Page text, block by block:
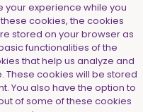
your experience while you
cookies, the cookies
stored on your browser as
functionalities of the
that help us analyze and
These cookies will be stored
You also have the option to
of some of these cookies